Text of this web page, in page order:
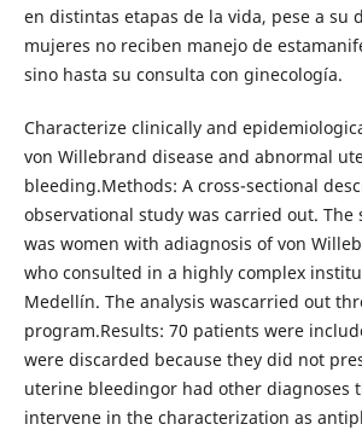
en distintas etapas de la vida, pese a su
mujeres no reciben manejo de
sino hasta su consulta con ginecología.
Characterize clinically and
von Willebrand disease and abnormal
bleeding.Methods: A cross-sectional
observational study was carried out.
was women with adiagnosis of von
who consulted in a highly complex
Medellín. The analysis wascarried out
program.Results: 70 patients were
were discarded because they did not
uterine bleedingor had other diagnoses
intervene in the characterization as